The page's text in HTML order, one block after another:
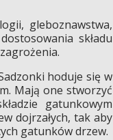
gleboznawstwa,
składu
hoduje się w
Mają one stworzyć
gatunkowym
dojrzałych, tak aby
gatunków drzew.